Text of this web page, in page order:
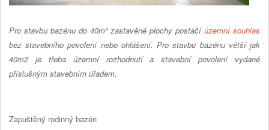
Pro stavbu bazénu do 40m² zastavěné plochy postačí územní souhlas
bez stavebního povolení nebo ohlášení. Pro stavbu bazénu větší jak
40m2 je třeba územní rozhodnutí a stavební povolení vydané
příslušným stavebním úřadem.
Zapuštěný rodinný bazén